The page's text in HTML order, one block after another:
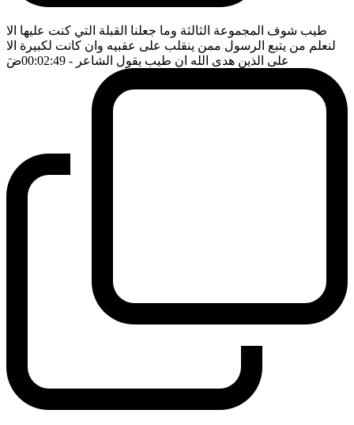
طيب شوف المجموعة الثالثة وما جعلنا القبلة التي كنت عليها الا
لنعلم من يتبع الرسول ممن ينقلب على عقبيه وان كانت لكبيرة الا
على الذين هدى الله ان طيب يقول الشاعر - 00:02:49 ضَ